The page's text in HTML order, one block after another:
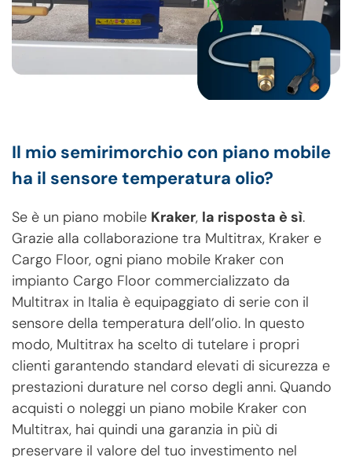
Il mio semirimorchio con piano mobile
ha il sensore temperatura olio?
Se è un piano mobile Kraker, la risposta è sì.
Grazie alla collaborazione tra Multitrax, Kraker e
Cargo Floor, ogni piano mobile Kraker con
impianto Cargo Floor commercializzato da
Multitrax in Italia è equipaggiato di serie con il
sensore della temperatura dell’olio. In questo
modo, Multitrax ha scelto di tutelare i propri
clienti garantendo standard elevati di sicurezza e
prestazioni durature nel corso degli anni. Quando
acquisti o noleggi un piano mobile Kraker con
Multitrax, hai quindi una garanzia in più di
preservare il valore del tuo investimento nel